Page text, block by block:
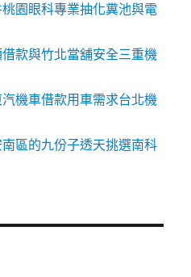
園眼科專業抽化糞池與電
款與竹北當舖安全三重機
機車借款用車需求台北機
區的九份子透天挑選南科